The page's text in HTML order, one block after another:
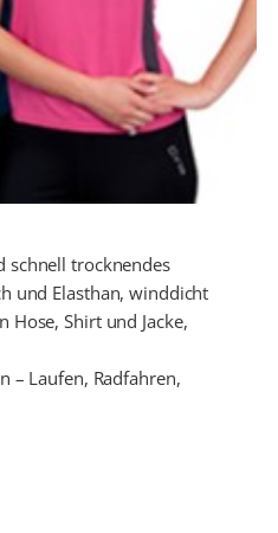
schnell trocknendes
und Elasthan, winddicht
Hose, Shirt und Jacke,
– Laufen, Radfahren,